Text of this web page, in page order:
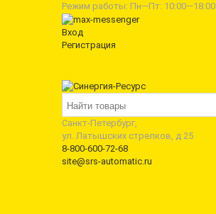
Режим работы: Пн—Пт: 10:00—18:00
Вход
Регистрация
Санкт-Петербург,
ул. Латышских стрелков, д 25
8-800-600-72-68
site@srs-automatic.ru